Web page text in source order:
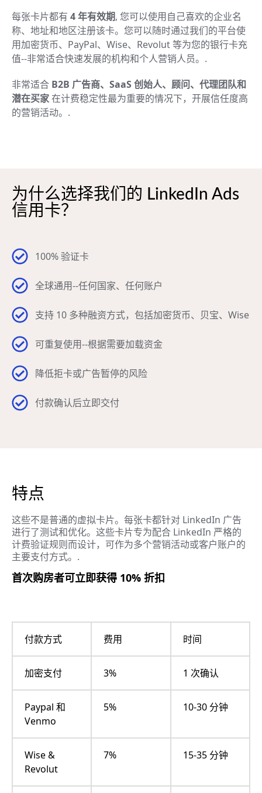
每张卡片都有 4 年有效期, 您可以使用自己喜欢的企业名
称、地址和地区注册该卡。您可以随时通过我们的平台使
用加密货币、PayPal、Wise、Revolut 等为您的银行卡充
值--非常适合快速发展的机构和个人营销人员。.
非常适合 B2B 广告商、SaaS 创始人、顾问、代理团队和
潜在买家在计费稳定性最为重要的情况下，开展信任度高
的营销活动。.
为什么选择我们的 LinkedIn Ads
信用卡？
100% 验证卡
全球通用--任何国家、任何账户
支持 10 多种融资方式，包括加密货币、贝宝、Wise
可重复使用--根据需要加载资金
降低拒卡或广告暂停的风险
付款确认后立即交付
特点
这些不是普通的虚拟卡片。每张卡都针对 LinkedIn 广告
进行了测试和优化。这些卡片专为配合 LinkedIn 严格的
计费验证规则而设计，可作为多个营销活动或客户账户的
主要支付方式。.
首次购房者可立即获得 10% 折扣
付款方式 费用 时间
加密支付 3% 1 次确认
Paypal 和
Venmo
5% 10-30 分钟
Wise &
Revolut
7% 15-35 分钟